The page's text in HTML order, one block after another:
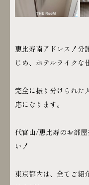
恵比寿南アドレス！分
じめ、ホテルライクな
完全に振り分けられ
応になります。
代官山/恵比寿のお部
い！
東京都内は、全てご紹